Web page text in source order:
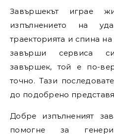
Завършекът играе
изпълнението на
траекторията и спина на
завърши сервиса
завършек, той е по-
точно. Тази
до подобрено
Добре изпълненият
помогне за